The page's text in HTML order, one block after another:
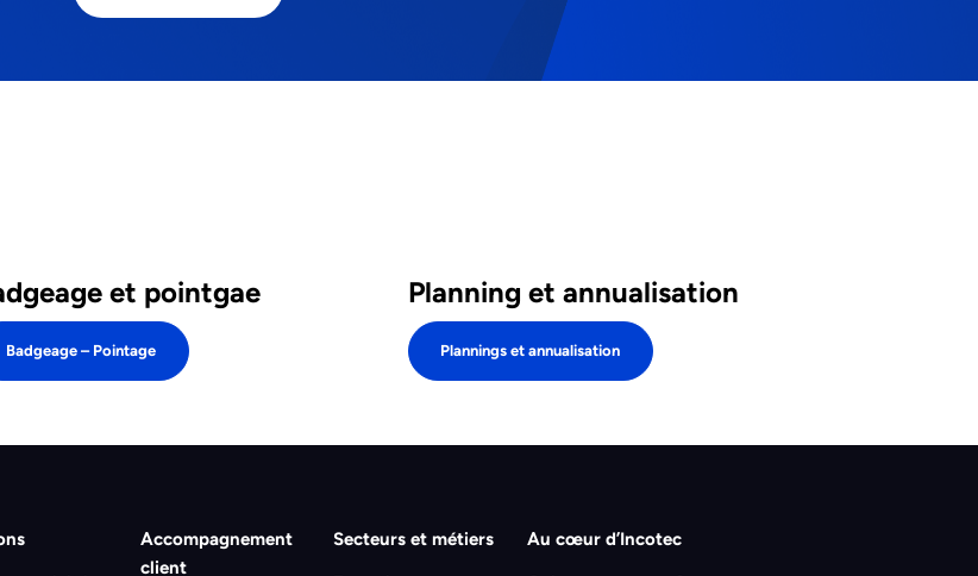
et pointgae
Badgeage – Pointage
Planning et annualisation
Plannings et annualisation
Accompagnement
client
Secteurs et métiers Au cœur d’Incotec